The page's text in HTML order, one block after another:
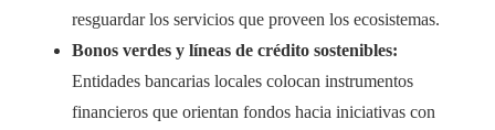
resguardar los servicios que proveen los ecosistemas.
Bonos verdes y líneas de crédito sostenibles:
Entidades bancarias locales colocan instrumentos
financieros que orientan fondos hacia iniciativas con